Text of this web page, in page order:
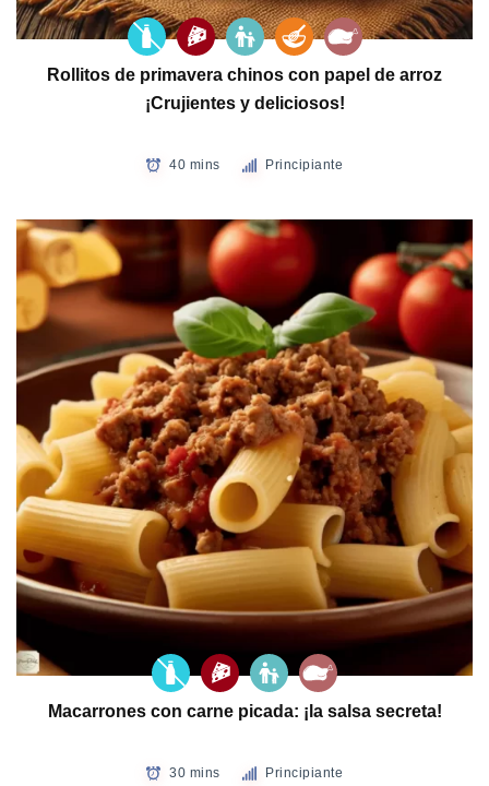
Rollitos de primavera chinos con papel de arroz
¡Crujientes y deliciosos!
40 mins Principiante
Macarrones con carne picada: ¡la salsa secreta!
30 mins Principiante